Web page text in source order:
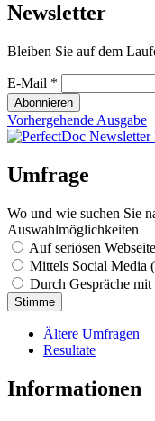
Newsletter
Bleiben Sie auf dem
E-Mail *
Vorhergehende Ausgabe
Umfrage
Wo und wie suchen Sie
Auswahlmöglichkeiten
Auf seriösen
Mittels Social Media
Durch Gespräche
Ältere Umfragen
Resultate
Informationen